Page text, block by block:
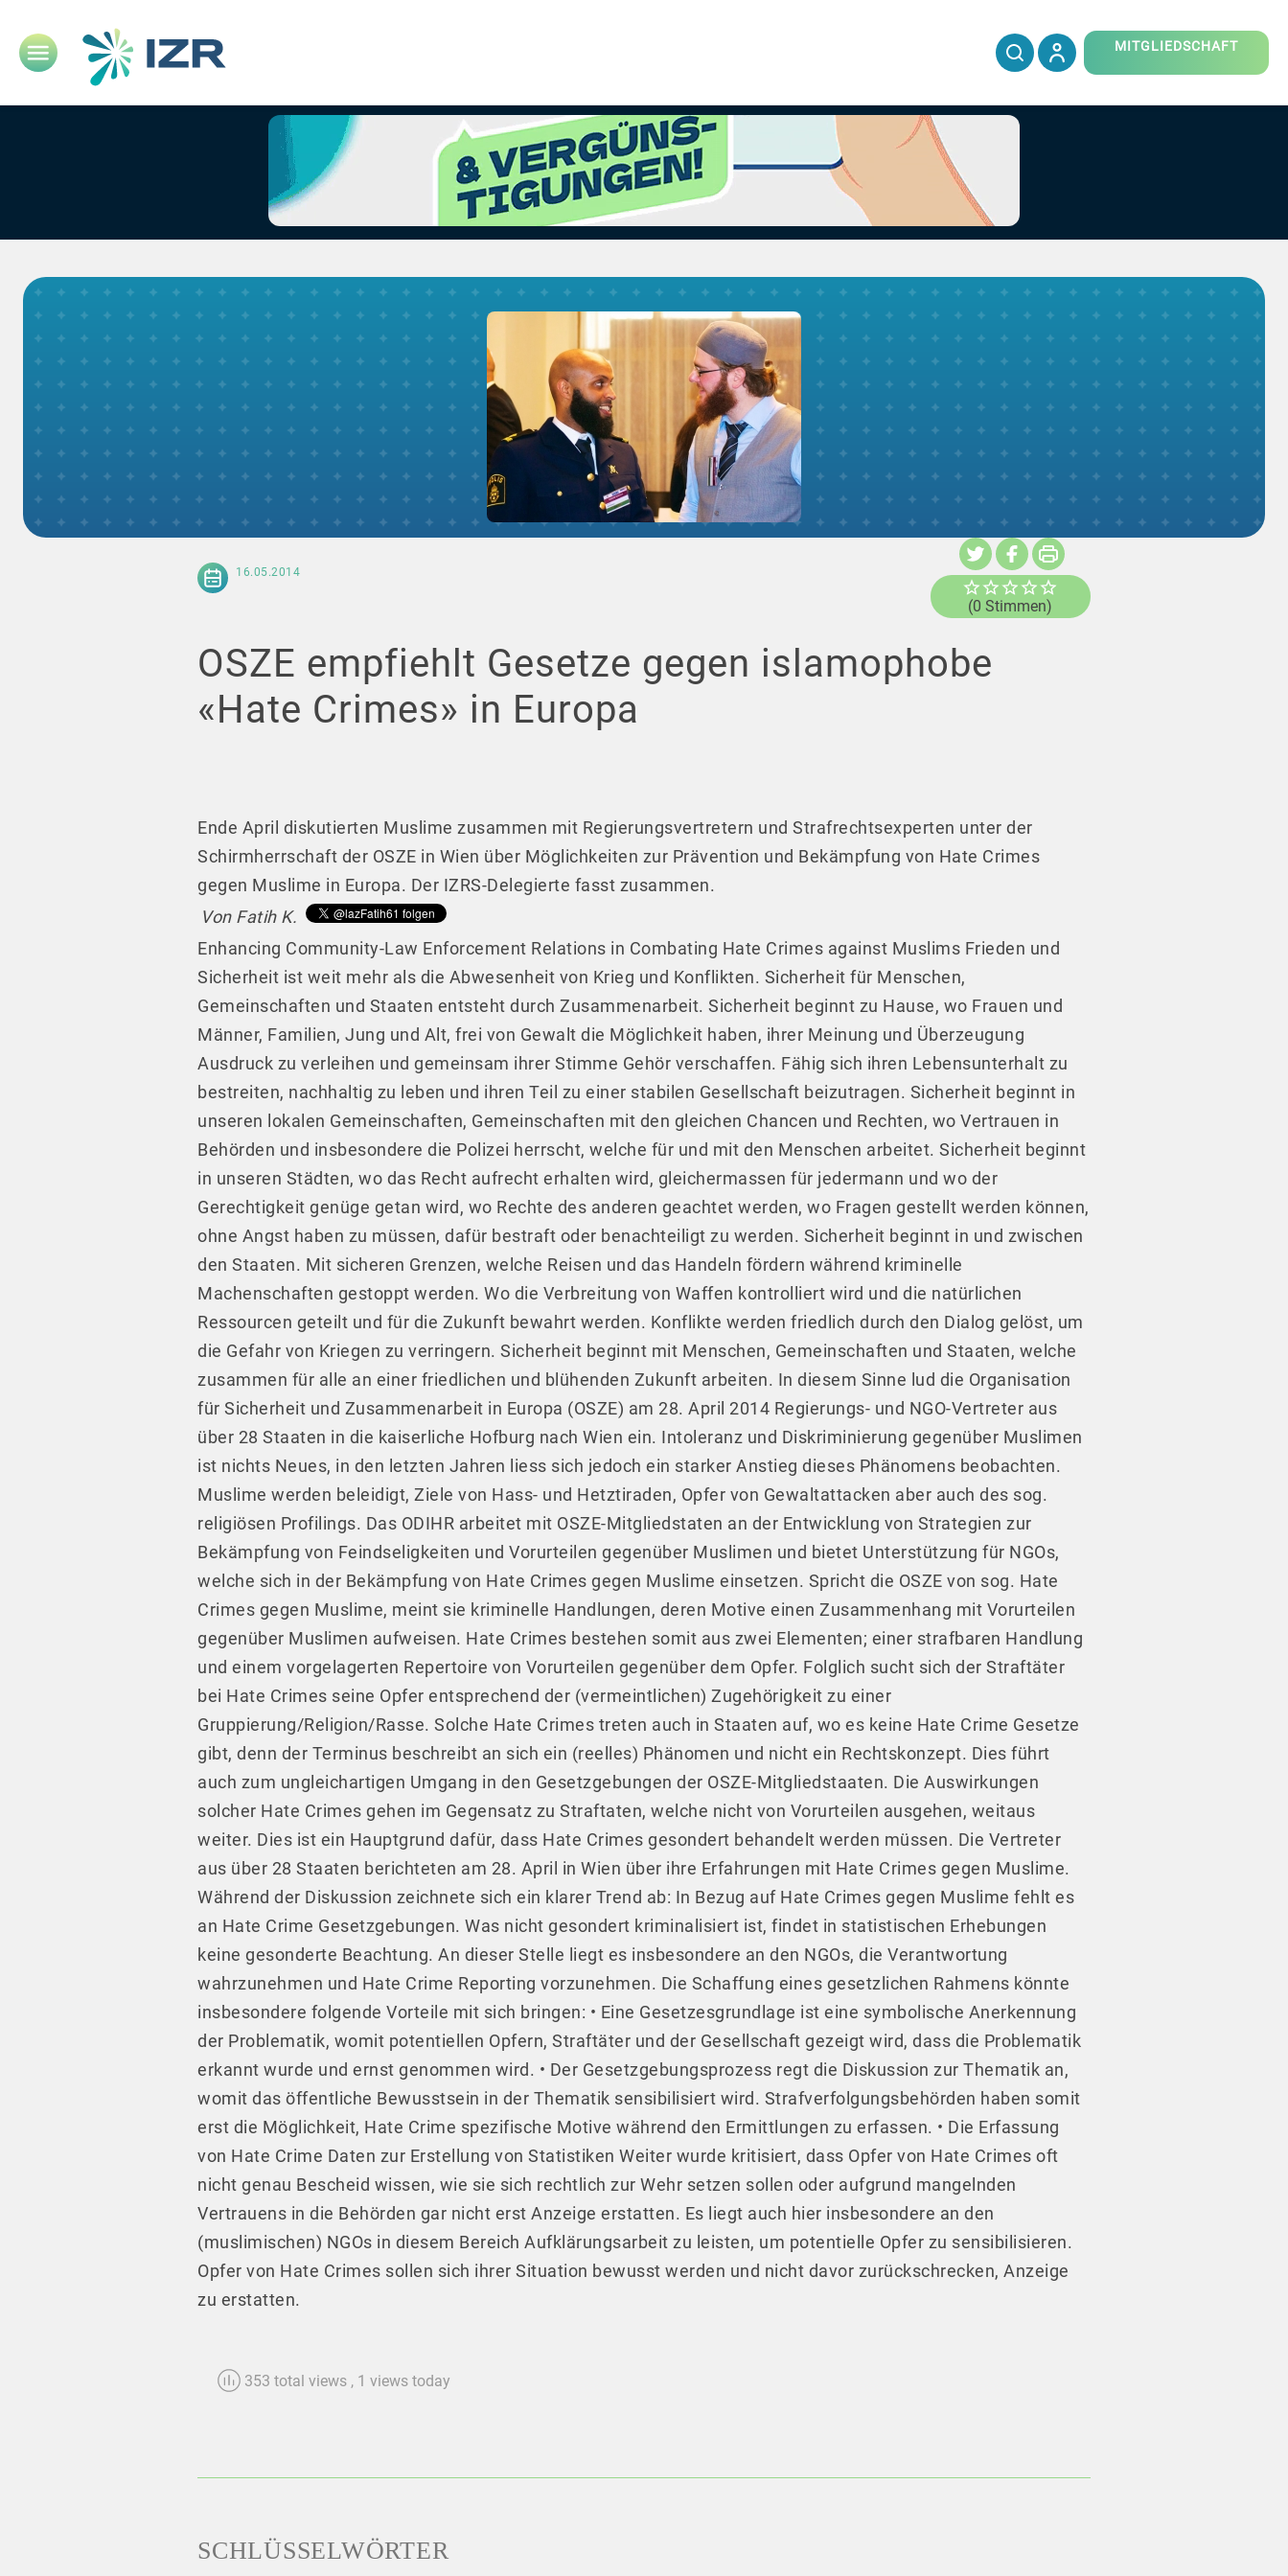
MITGLIEDSCHAFT
16.05.2014
(0 Stimmen)
OSZE empfiehlt Gesetze gegen islamophobe
«Hate Crimes» in Europa
Ende April diskutierten Muslime zusammen mit Regierungsvertretern und Strafrechtsexperten unter der
Schirmherrschaft der OSZE in Wien über Möglichkeiten zur Prävention und Bekämpfung von Hate Crimes
gegen Muslime in Europa. Der IZRS-Delegierte fasst zusammen.
Von Fatih K.
Enhancing Community-Law Enforcement Relations in Combating Hate Crimes against Muslims Frieden und
Sicherheit ist weit mehr als die Abwesenheit von Krieg und Konflikten. Sicherheit für Menschen,
Gemeinschaften und Staaten entsteht durch Zusammenarbeit. Sicherheit beginnt zu Hause, wo Frauen und
Männer, Familien, Jung und Alt, frei von Gewalt die Möglichkeit haben, ihrer Meinung und Überzeugung
Ausdruck zu verleihen und gemeinsam ihrer Stimme Gehör verschaffen. Fähig sich ihren Lebensunterhalt zu
bestreiten, nachhaltig zu leben und ihren Teil zu einer stabilen Gesellschaft beizutragen. Sicherheit beginnt in
unseren lokalen Gemeinschaften, Gemeinschaften mit den gleichen Chancen und Rechten, wo Vertrauen in
Behörden und insbesondere die Polizei herrscht, welche für und mit den Menschen arbeitet. Sicherheit beginnt
in unseren Städten, wo das Recht aufrecht erhalten wird, gleichermassen für jedermann und wo der
Gerechtigkeit genüge getan wird, wo Rechte des anderen geachtet werden, wo Fragen gestellt werden können,
ohne Angst haben zu müssen, dafür bestraft oder benachteiligt zu werden. Sicherheit beginnt in und zwischen
den Staaten. Mit sicheren Grenzen, welche Reisen und das Handeln fördern während kriminelle
Machenschaften gestoppt werden. Wo die Verbreitung von Waffen kontrolliert wird und die natürlichen
Ressourcen geteilt und für die Zukunft bewahrt werden. Konflikte werden friedlich durch den Dialog gelöst, um
die Gefahr von Kriegen zu verringern. Sicherheit beginnt mit Menschen, Gemeinschaften und Staaten, welche
zusammen für alle an einer friedlichen und blühenden Zukunft arbeiten. In diesem Sinne lud die Organisation
für Sicherheit und Zusammenarbeit in Europa (OSZE) am 28. April 2014 Regierungs- und NGO-Vertreter aus
über 28 Staaten in die kaiserliche Hofburg nach Wien ein. Intoleranz und Diskriminierung gegenüber Muslimen
ist nichts Neues, in den letzten Jahren liess sich jedoch ein starker Anstieg dieses Phänomens beobachten.
Muslime werden beleidigt, Ziele von Hass- und Hetztiraden, Opfer von Gewaltattacken aber auch des sog.
religiösen Profilings. Das ODIHR arbeitet mit OSZE-Mitgliedstaten an der Entwicklung von Strategien zur
Bekämpfung von Feindseligkeiten und Vorurteilen gegenüber Muslimen und bietet Unterstützung für NGOs,
welche sich in der Bekämpfung von Hate Crimes gegen Muslime einsetzen. Spricht die OSZE von sog. Hate
Crimes gegen Muslime, meint sie kriminelle Handlungen, deren Motive einen Zusammenhang mit Vorurteilen
gegenüber Muslimen aufweisen. Hate Crimes bestehen somit aus zwei Elementen; einer strafbaren Handlung
und einem vorgelagerten Repertoire von Vorurteilen gegenüber dem Opfer. Folglich sucht sich der Straftäter
bei Hate Crimes seine Opfer entsprechend der (vermeintlichen) Zugehörigkeit zu einer
Gruppierung/Religion/Rasse. Solche Hate Crimes treten auch in Staaten auf, wo es keine Hate Crime Gesetze
gibt, denn der Terminus beschreibt an sich ein (reelles) Phänomen und nicht ein Rechtskonzept. Dies führt
auch zum ungleichartigen Umgang in den Gesetzgebungen der OSZE-Mitgliedstaaten. Die Auswirkungen
solcher Hate Crimes gehen im Gegensatz zu Straftaten, welche nicht von Vorurteilen ausgehen, weitaus
weiter. Dies ist ein Hauptgrund dafür, dass Hate Crimes gesondert behandelt werden müssen. Die Vertreter
aus über 28 Staaten berichteten am 28. April in Wien über ihre Erfahrungen mit Hate Crimes gegen Muslime.
Während der Diskussion zeichnete sich ein klarer Trend ab: In Bezug auf Hate Crimes gegen Muslime fehlt es
an Hate Crime Gesetzgebungen. Was nicht gesondert kriminalisiert ist, findet in statistischen Erhebungen
keine gesonderte Beachtung. An dieser Stelle liegt es insbesondere an den NGOs, die Verantwortung
wahrzunehmen und Hate Crime Reporting vorzunehmen. Die Schaffung eines gesetzlichen Rahmens könnte
insbesondere folgende Vorteile mit sich bringen: • Eine Gesetzesgrundlage ist eine symbolische Anerkennung
der Problematik, womit potentiellen Opfern, Straftäter und der Gesellschaft gezeigt wird, dass die Problematik
erkannt wurde und ernst genommen wird. • Der Gesetzgebungsprozess regt die Diskussion zur Thematik an,
womit das öffentliche Bewusstsein in der Thematik sensibilisiert wird. Strafverfolgungsbehörden haben somit
erst die Möglichkeit, Hate Crime spezifische Motive während den Ermittlungen zu erfassen. • Die Erfassung
von Hate Crime Daten zur Erstellung von Statistiken Weiter wurde kritisiert, dass Opfer von Hate Crimes oft
nicht genau Bescheid wissen, wie sie sich rechtlich zur Wehr setzen sollen oder aufgrund mangelnden
Vertrauens in die Behörden gar nicht erst Anzeige erstatten. Es liegt auch hier insbesondere an den
(muslimischen) NGOs in diesem Bereich Aufklärungsarbeit zu leisten, um potentielle Opfer zu sensibilisieren.
Opfer von Hate Crimes sollen sich ihrer Situation bewusst werden und nicht davor zurückschrecken, Anzeige
zu erstatten.
353 total views , 1 views today
SCHLÜSSELWÖRTER